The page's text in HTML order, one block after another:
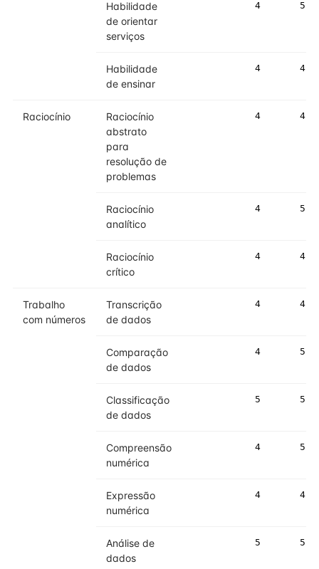
Habilidade
de orientar
serviços
4 5
Habilidade
de ensinar
4 4
Raciocínio
Raciocínio
abstrato
para
resolução de
problemas
4 4
Raciocínio
analítico
4 5
Raciocínio
crítico
4 4
Trabalho
com números
Transcrição
de dados
4 4
Comparação
de dados
4 5
Classificação
de dados
5 5
Compreensão
numérica
4 5
Expressão
numérica
4 4
Análise de
dados
5 5